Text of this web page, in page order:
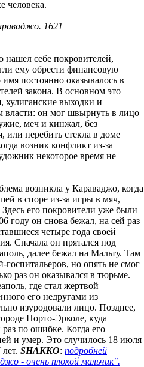
человека.
1621
себе покровителей,
ему обрести финансовую
постоянно оказывалось в
закона. В основном это
выходки и
власти: он мог швырнуть в лицо
меч и кинжал, без
или перебить стекла в доме
возник конфликт из-за
некоторое время не
возникла у Караваджо, когда
в споре из-за игры в мяч,
его покровители уже были
году он снова бежал, на сей раз
четыре года своей
Сначала он прятался под
далее бежал на Мальту. Там
госпитальеров, но опять не смог
раз он оказывался в тюрьме.
где стал жертвой
его недругами из
изуродовали лицо. Позднее,
Порто-Эрколе, куда
по ошибке. Когда его
и умер. Это случилось 18 июля
SHAKKO: подробней
- очень плохой мальчик".